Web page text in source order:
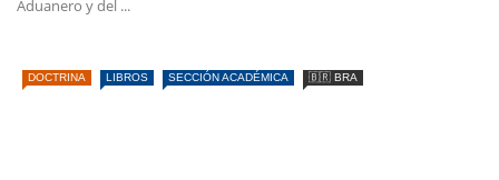
Aduanero y del ...
DOCTRINA LIBROS SECCIÓN ACADÉMICA 🇧🇷 BRA